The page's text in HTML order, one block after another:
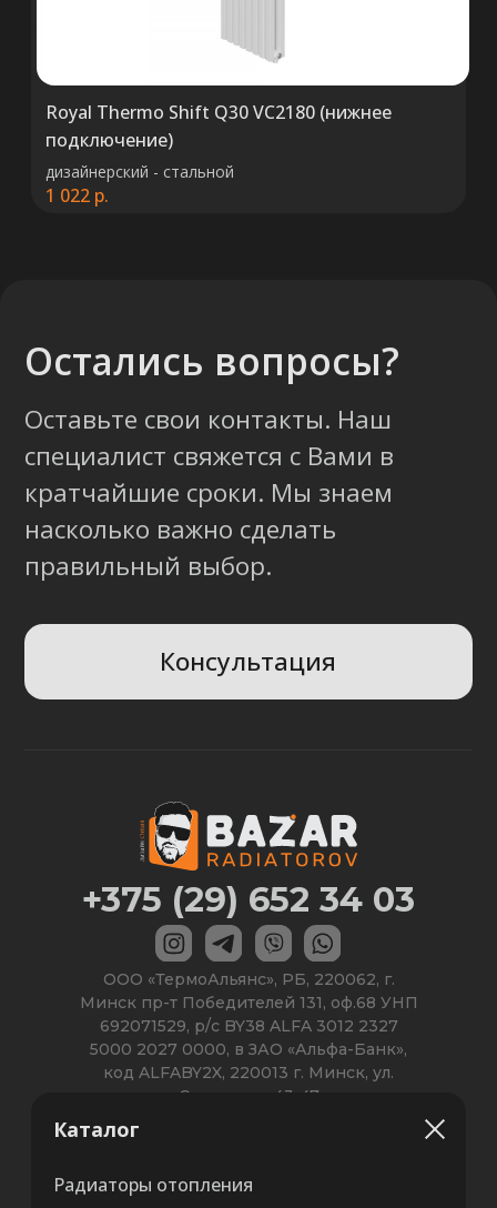
Royal Thermo Shift Q30 VC2180 (нижнее
подключение)
дизайнерский - стальной
1 022 р.
Каталог
Радиаторы отопления